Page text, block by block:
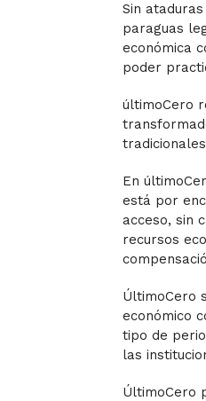
Sin
paraguas
económica
poder
últimoCero
En
está por
acceso, sin
recursos
ÚltimoCero
económico
tipo de
las
ÚltimoCero